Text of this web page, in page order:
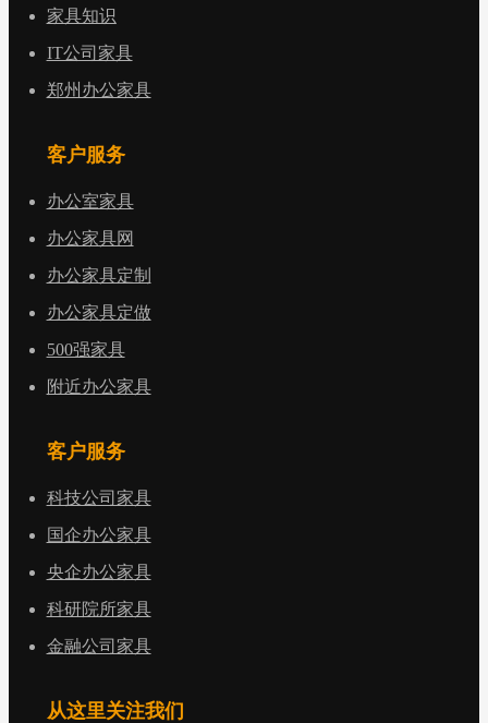
家具知识
IT公司家具
郑州办公家具
客户服务
办公室家具
办公家具网
办公家具定制
办公家具定做
500强家具
附近办公家具
客户服务
科技公司家具
国企办公家具
央企办公家具
科研院所家具
金融公司家具
从这里关注我们